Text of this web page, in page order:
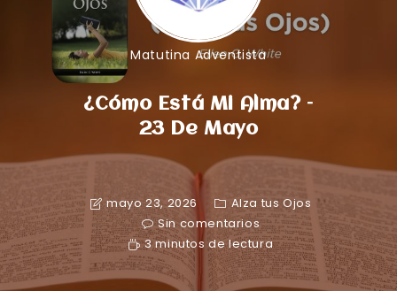
Matutina Adventista
¿Cómo Está Mi Alma? –
23 De Mayo
mayo 23, 2026
Alza tus Ojos
Sin comentarios
3 minutos de lectura